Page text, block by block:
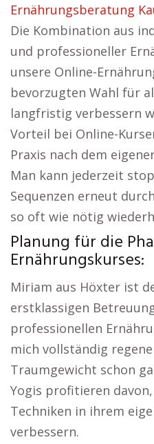
Ernährungsberatung
Die Kombination aus
und professioneller
unsere Online-
bevorzugten Wahl für
langfristig verbessern
Vorteil bei Online-
Praxis nach dem
Man kann jederzeit
Sequenzen erneut
so oft wie nötig
Planung für die
Ernährungskurses:
Miriam aus Höxter ist
erstklassigen
professionellen
mich vollständig
Traumgewicht schon
Yogis profitieren
Techniken in ihrem
verbessern.